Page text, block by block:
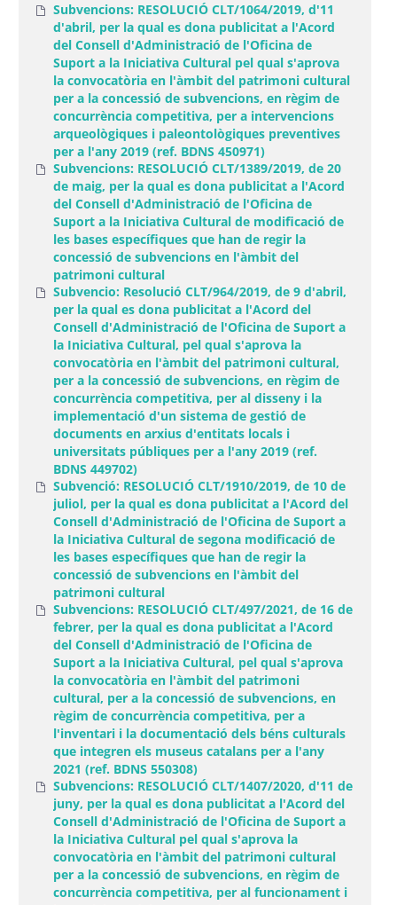
Subvencions: RESOLUCIÓ CLT/1064/2019, d'11
d'abril, per la qual es dona publicitat a l'Acord
del Consell d'Administració de l'Oficina de
Suport a la Iniciativa Cultural pel qual s'aprova
la convocatòria en l'àmbit del patrimoni cultural
per a la concessió de subvencions, en règim de
concurrència competitiva, per a intervencions
arqueològiques i paleontològiques preventives
per a l'any 2019 (ref. BDNS 450971)
Subvencions: RESOLUCIÓ CLT/1389/2019, de 20
de maig, per la qual es dona publicitat a l'Acord
del Consell d'Administració de l'Oficina de
Suport a la Iniciativa Cultural de modificació de
les bases específiques que han de regir la
concessió de subvencions en l'àmbit del
patrimoni cultural
Subvencio: Resolució CLT/964/2019, de 9 d'abril,
per la qual es dona publicitat a l'Acord del
Consell d'Administració de l'Oficina de Suport a
la Iniciativa Cultural, pel qual s'aprova la
convocatòria en l'àmbit del patrimoni cultural,
per a la concessió de subvencions, en règim de
concurrència competitiva, per al disseny i la
implementació d'un sistema de gestió de
documents en arxius d'entitats locals i
universitats públiques per a l'any 2019 (ref.
BDNS 449702)
Subvenció: RESOLUCIÓ CLT/1910/2019, de 10 de
juliol, per la qual es dona publicitat a l'Acord del
Consell d'Administració de l'Oficina de Suport a
la Iniciativa Cultural de segona modificació de
les bases específiques que han de regir la
concessió de subvencions en l'àmbit del
patrimoni cultural
Subvencions: RESOLUCIÓ CLT/497/2021, de 16 de
febrer, per la qual es dona publicitat a l'Acord
del Consell d'Administració de l'Oficina de
Suport a la Iniciativa Cultural, pel qual s'aprova
la convocatòria en l'àmbit del patrimoni
cultural, per a la concessió de subvencions, en
règim de concurrència competitiva, per a
l'inventari i la documentació dels béns culturals
que integren els museus catalans per a l'any
2021 (ref. BDNS 550308)
Subvencions: RESOLUCIÓ CLT/1407/2020, d'11 de
juny, per la qual es dona publicitat a l'Acord del
Consell d'Administració de l'Oficina de Suport a
la Iniciativa Cultural pel qual s'aprova la
convocatòria en l'àmbit del patrimoni cultural
per a la concessió de subvencions, en règim de
concurrència competitiva, per al funcionament i